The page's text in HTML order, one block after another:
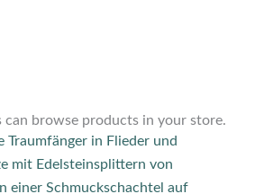
can browse products in your store.